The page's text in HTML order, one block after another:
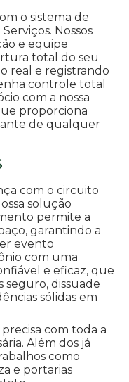
o sistema de
Nossos
e equipe
total do seu
real e registrando
controle total
com a nossa
proporciona
de qualquer
com o circuito
solução
permite a
garantindo a
evento
com uma
e eficaz, que
dissuade
sólidas em
com toda a
Além dos já
como
e portarias